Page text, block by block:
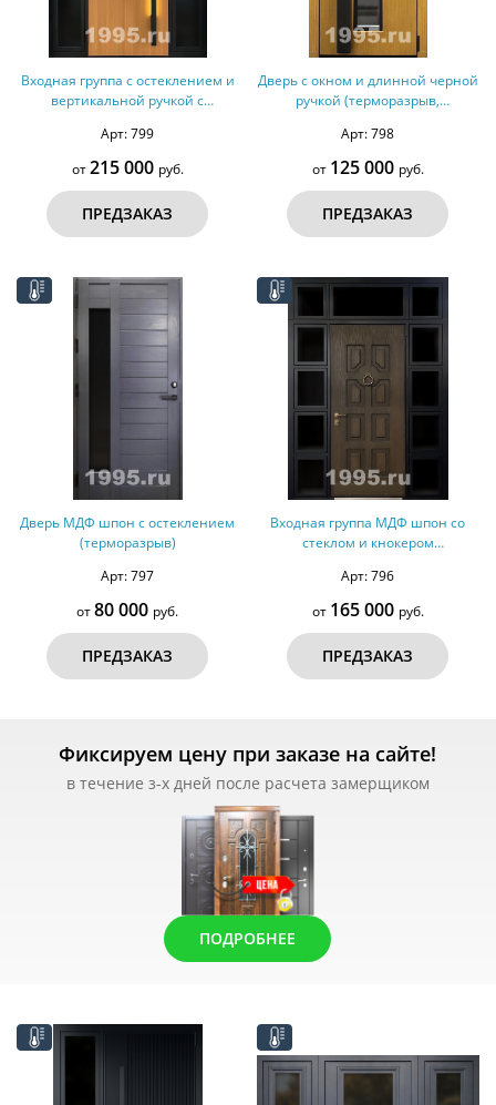
Входная группа с остеклением и
вертикальной ручкой с
Арт: 799
от215 000 руб.
ПРЕДЗАКАЗ
Дверь с окном и длинной черной
ручкой (терморазрыв,
Арт: 798
от 125 000 руб.
ПРЕДЗАКАЗ
Дверь МДФ шпон с остеклением
(терморазрыв)
Арт: 797
от80 000 руб.
ПРЕДЗАКАЗ
Входная группа МДФ шпон со
стеклом и кнокером
Арт: 796
от 165 000 руб.
ПРЕДЗАКАЗ
Фиксируем цену при заказе на сайте!
в течение з-х дней после расчета замерщиком
ПОДРОБНЕЕ